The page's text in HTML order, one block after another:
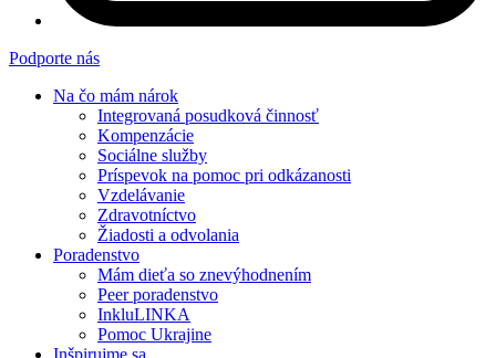
Podporte nás
Na čo mám nárok
Integrovaná posudková činnosť
Kompenzácie
Sociálne služby
Príspevok na pomoc pri odkázanosti
Vzdelávanie
Zdravotníctvo
Žiadosti a odvolania
Poradenstvo
Mám dieťa so znevýhodnením
Peer poradenstvo
InkluLINKA
Pomoc Ukrajine
Inšpirujme sa